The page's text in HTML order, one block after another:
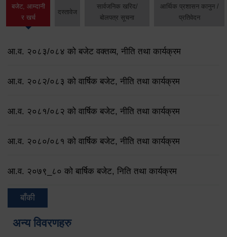
बजेट, आम्दानी
र खर्च
दस्तावेज
सार्वजनिक खरिद/
बोलपत्र सूचना
आर्थिक प्रशासन कानुन /
प्रतिवेदन
आ.व. २०८३/०८४ को बजेट वक्तव्य, नीति तथा कार्यक्रम
आ.व. २०८२/०८३ को वार्षिक बजेट, नीति तथा कार्यक्रम
आ.व. २०८१/०८२ को वार्षिक बजेट, नीति तथा कार्यक्रम
आ.व. २०८०/०८१ को वार्षिक बजेट, नीति तथा कार्यक्रम
आ.व. २०७९‌_८० को बार्षिक बजेट, निति तथा कार्यक्रम
बाँकी
अन्य विवरणहरु